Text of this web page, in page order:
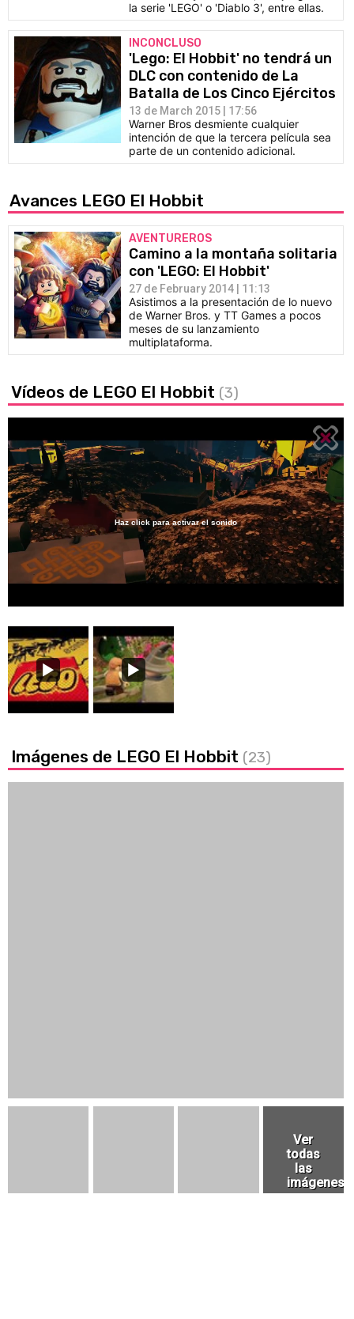
la serie 'LEGO' o 'Diablo 3', entre ellas.
INCONCLUSO
'Lego: El Hobbit' no tendrá un
DLC con contenido de La
Batalla de Los Cinco Ejércitos
13 de March 2015 | 17:56
Warner Bros desmiente cualquier
intención de que la tercera película sea
parte de un contenido adicional.
Avances LEGO El Hobbit
AVENTUREROS
Camino a la montaña solitaria
con 'LEGO: El Hobbit'
27 de February 2014 | 11:13
Asistimos a la presentación de lo nuevo
de Warner Bros. y TT Games a pocos
meses de su lanzamiento
multiplataforma.
Vídeos de LEGO El Hobbit (3)
Unmute /
Loaded :
33.72%
Haz click para activar el sonido
Imágenes de LEGO El Hobbit (23)